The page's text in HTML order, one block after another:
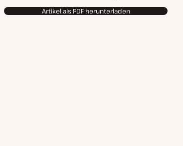
Artikel als PDF herunterladen